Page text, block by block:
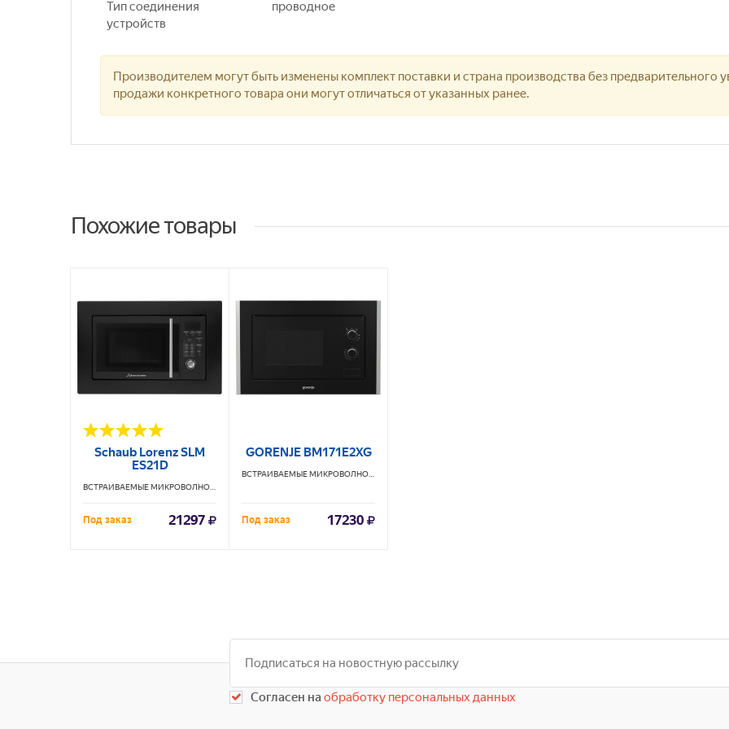
Тип соединения
устройств
проводное
Производителем могут быть изменены комплект поставки и страна производства без предварительного
продажи конкретного товара они могут отличаться от указанных ранее.
Похожие товары
Schaub Lorenz SLM
ES21D
Под заказ 21297
GORENJE BM171E2XG
Под заказ 17230
Согласен наобработку персональных данных